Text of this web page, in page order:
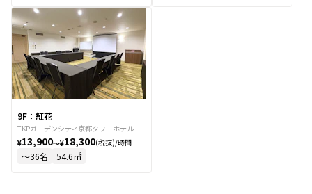
9F：紅花
TKPガーデンシティ京都タワーホテル
¥13,900〜¥18,300(税抜)/時間
〜36名 54.6㎡